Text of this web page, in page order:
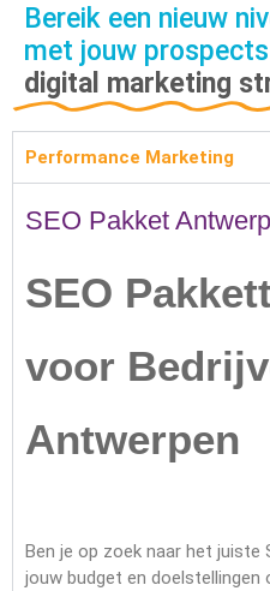
Bereik een nieuw
met jouw
digital marketing
Performance Marketing
SEO Pakket
SEO
voor
Antwerpen
Ben je op zoek naar het juiste
jouw budget en doelstellingen